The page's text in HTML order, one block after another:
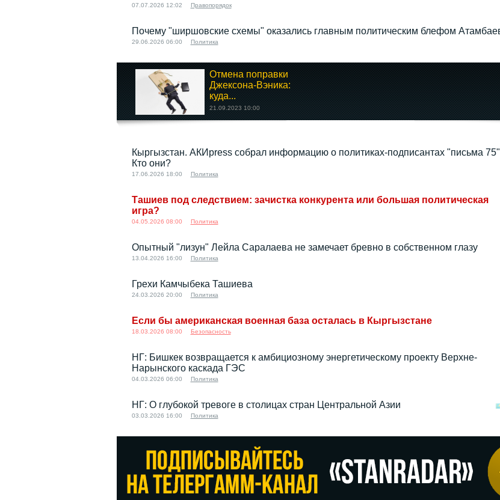
07.07.2026 12:02 Правопорядок
Почему "ширшовские схемы" оказались главным политическим блефом
29.06.2026 06:00 Политика
Отмена поправки
Джексона-Вэника:
куда...
21.09.2023 10:00
26.06.2023 08:05
Кыргызстан. АКИpress собрал информацию о политиках-подписантах "письма
Кто они?
17.06.2026 18:00 Политика
Ташиев под следствием: зачистка конкурента или большая политическая
игра?
04.05.2026 08:00 Политика
Опытный "лизун" Лейла Саралаева не замечает бревно в собственном глазу
13.04.2026 16:00 Политика
Грехи Камчыбека Ташиева
24.03.2026 20:00 Политика
Если бы американская военная база осталась в Кыргызстане
18.03.2026 08:00 Безопасность
НГ: Бишкек возвращается к амбициозному энергетическому проекту Верхне-
Нарынского каскада ГЭС
04.03.2026 06:00 Политика
НГ: О глубокой тревоге в столицах стран Центральной Азии
03.03.2026 16:00 Политика